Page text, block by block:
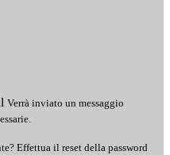
Verrà inviato un messaggio
Effettua il reset della password